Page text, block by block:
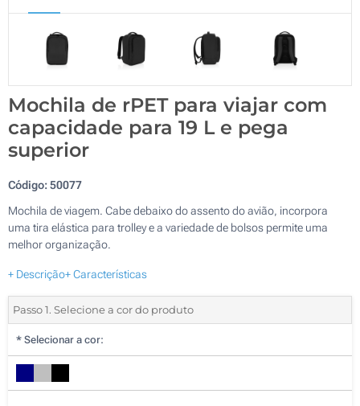
Mochila de rPET para viajar com
capacidade para 19 L e pega
superior
Código:50077
Mochila de viagem. Cabe debaixo do assento do avião, incorpora
uma tira elástica para trolley e a variedade de bolsos permite uma
melhor organização.
+ Descrição+ Características
Passo 1. Selecione a cor do produto
* Selecionar a cor: